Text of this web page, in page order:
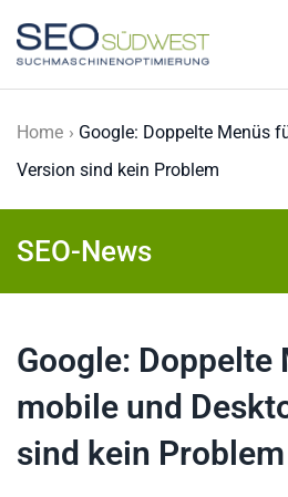
Skip to main content
Home
Google: Doppelte Menüs
Version sind kein Problem
SEO-News
Google: Doppelte
mobile und
sind kein Problem